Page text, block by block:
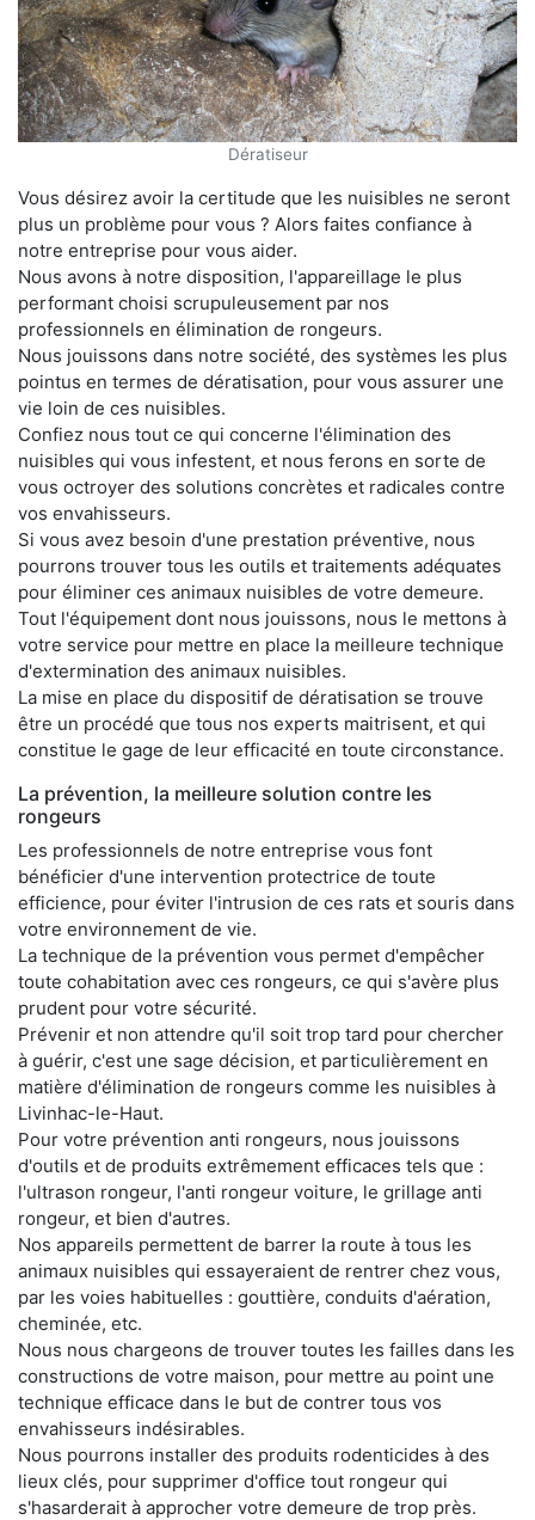
Dératiseur
Vous désirez avoir la certitude que les nuisibles ne seront
plus un problème pour vous ? Alors faites confiance à
notre entreprise pour vous aider.
Nous avons à notre disposition, l'appareillage le plus
performant choisi scrupuleusement par nos
professionnels en élimination de rongeurs.
Nous jouissons dans notre société, des systèmes les plus
pointus en termes de dératisation, pour vous assurer une
vie loin de ces nuisibles.
Confiez nous tout ce qui concerne l'élimination des
nuisibles qui vous infestent, et nous ferons en sorte de
vous octroyer des solutions concrètes et radicales contre
vos envahisseurs.
Si vous avez besoin d'une prestation préventive, nous
pourrons trouver tous les outils et traitements adéquates
pour éliminer ces animaux nuisibles de votre demeure.
Tout l'équipement dont nous jouissons, nous le mettons à
votre service pour mettre en place la meilleure technique
d'extermination des animaux nuisibles.
La mise en place du dispositif de dératisation se trouve
être un procédé que tous nos experts maitrisent, et qui
constitue le gage de leur efficacité en toute circonstance.
La prévention, la meilleure solution contre les
rongeurs
Les professionnels de notre entreprise vous font
bénéficier d'une intervention protectrice de toute
efficience, pour éviter l'intrusion de ces rats et souris dans
votre environnement de vie.
La technique de la prévention vous permet d'empêcher
toute cohabitation avec ces rongeurs, ce qui s'avère plus
prudent pour votre sécurité.
Prévenir et non attendre qu'il soit trop tard pour chercher
à guérir, c'est une sage décision, et particulièrement en
matière d'élimination de rongeurs comme les nuisibles à
Livinhac-le-Haut.
Pour votre prévention anti rongeurs, nous jouissons
d'outils et de produits extrêmement efficaces tels que :
l'ultrason rongeur, l'anti rongeur voiture, le grillage anti
rongeur, et bien d'autres.
Nos appareils permettent de barrer la route à tous les
animaux nuisibles qui essayeraient de rentrer chez vous,
par les voies habituelles : gouttière, conduits d'aération,
cheminée, etc.
Nous nous chargeons de trouver toutes les failles dans les
constructions de votre maison, pour mettre au point une
technique efficace dans le but de contrer tous vos
envahisseurs indésirables.
Nous pourrons installer des produits rodenticides à des
lieux clés, pour supprimer d'office tout rongeur qui
s'hasarderait à approcher votre demeure de trop près.